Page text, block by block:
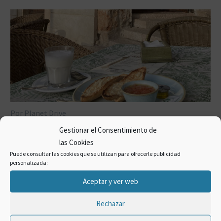
Gestionar el Consentimiento de
las Cookies
Puede consultar las cookies que se utilizan para ofrecerle publicidad
personalizada:
Aceptar y ver web
Rechazar
Por Planet Drive
16 JUN:LOS 10 PUEBLOS
DEL INTERIOR DE MÁLAGA
MÁS ATRACTIVOS Y UN